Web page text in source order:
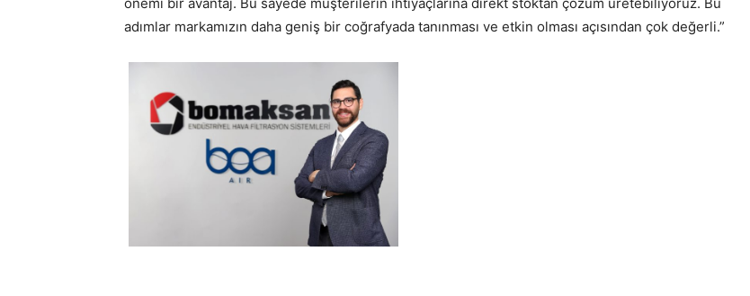
adımlar markamızın daha geniş bir coğrafyada tanınması ve etkin olması açısından çok değerli.”